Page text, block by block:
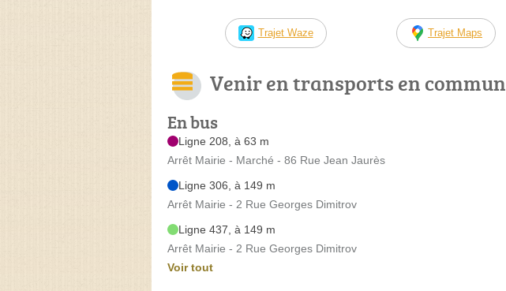
Trajet Waze Trajet Maps
Venir en transports en commun
En bus
Ligne 208, à 63 m
Arrêt Mairie - Marché - 86 Rue Jean Jaurès
Ligne 306, à 149 m
Arrêt Mairie - 2 Rue Georges Dimitrov
Ligne 437, à 149 m
Arrêt Mairie - 2 Rue Georges Dimitrov
Voir tout